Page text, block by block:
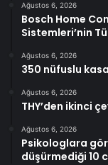
Ağustos 6, 2026
Bosch Home
Sistemleri’nin
Ağustos 6, 2026
350 nüfuslu
Ağustos 6, 2026
THY’den ikinci
Ağustos 6, 2026
Psikologlara
düşürmediği 10